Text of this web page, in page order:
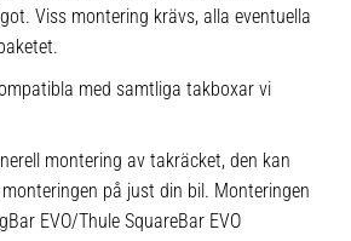
Viss montering krävs, alla eventuella
med samtliga takboxar vi
montering av takräcket, den kan
på just din bil. Monteringen
EVO/Thule SquareBar EVO